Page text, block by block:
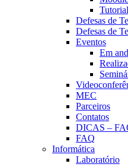
Defesas de
Defesas de
Eventos
Em
MEC
Parceiros
Contatos
DICAS –
FAQ
Informática
Laboratório